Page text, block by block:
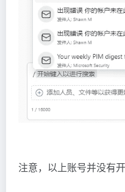
注意，以上账号并没有